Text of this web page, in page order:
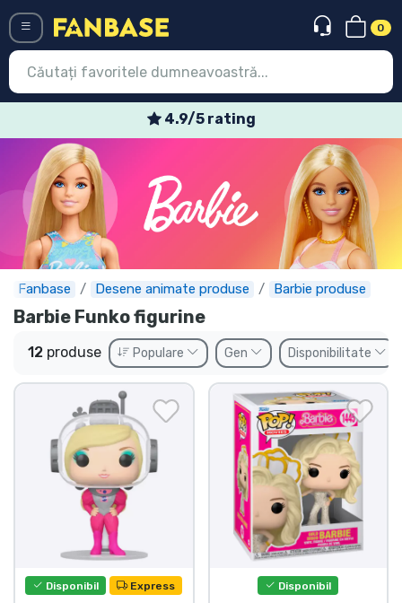
0
4.9/5 rating
Fanbase Desene animate produse Barbie produse
Barbie Funko figurine
12 produse Populare Gen Disponibilitate
Disponibil Express Disponibil
Conectați-vă Înregistrare
Ultimele
Oferte
Expres
Precomenzi
Outlet produse
Transport și plată
Sortare după serie
Sortare după filme
Sortare după desene animate